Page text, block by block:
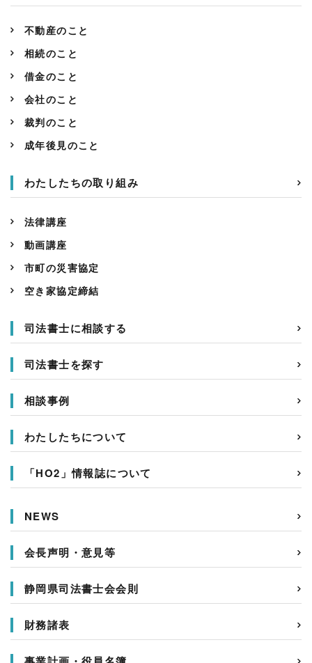
不動産のこと
相続のこと
借金のこと
会社のこと
裁判のこと
成年後見のこと
わたしたちの取り組み
法律講座
動画講座
市町の災害協定
空き家協定締結
司法書士に相談する
司法書士を探す
相談事例
わたしたちについて
「HO2」情報誌について
NEWS
会長声明・意見等
静岡県司法書士会会則
財務諸表